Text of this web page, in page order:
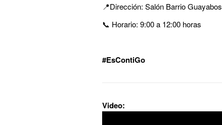
📍Dirección: Salón Barrio
📞 Horario: 9:00 a 12:00 horas
#EsContiGo
Video: